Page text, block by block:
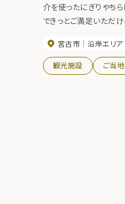
介を使ったにぎりやち
できっとご満足いただけ
宮古市 沿岸エリア
観光施設 ご当